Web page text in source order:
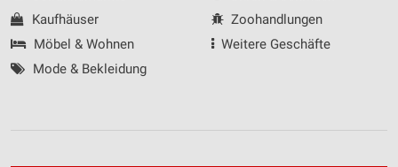
Kaufhäuser
Möbel & Wohnen
Mode & Bekleidung
Zoohandlungen
Weitere Geschäfte